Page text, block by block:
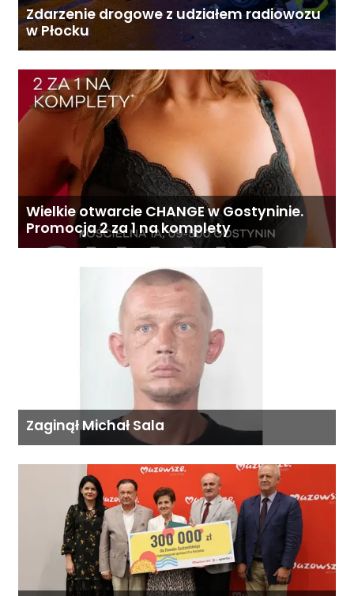
Zdarzenie drogowe z udziałem radiowozu
w Płocku
Wielkie otwarcie CHANGE w Gostyninie.
Promocja 2 za 1 na komplety
Zaginął Michał Sala